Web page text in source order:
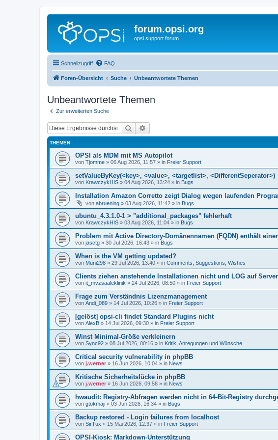
forum.opsi.org
opsi support forum
Schnellzugriff FAQ
Foren-Übersicht Suche Unbeantwortete Themen
Unbeantwortete Themen
Zur erweiterten Suche
Suche
THEMEN
OPSI als MDM mit MS Autopilot
von Tjomme » 06 Aug 2026, 11:57 » in Freier Support
setValueByKey(<key>, <value>, <targetlist>, <DifferentSeperator>)
von KrawczykHIS » 04 Aug 2026, 13:24 » in Bugs
Installation Amazon Corretto zeigt Dialog wegen laufenden
von abruening » 03 Aug 2026, 11:42 » in Bugs
ubuntu_4.3.1.0-1 > "additional_packages" fehlerhaft
von KrawczykHIS » 03 Aug 2026, 11:04 » in Bugs
Problem mit Active Directory-Domänennamen (FQDN) enthält
von jasctg » 30 Jul 2026, 16:43 » in Bugs
When is the VM getting updated?
von Muni298 » 29 Jul 2026, 13:40 » in Comments, Suggestions, Wishes
Clients ziehen anstehende Installationen nicht und LOG auf
von it_mvzsaaleklinik » 24 Jul 2026, 08:50 » in Freier Support
Frage zum Verständnis Lizenzmanagement
von Andi_089 » 14 Jul 2026, 10:26 » in Freier Support
[gelöst] opsi-cli findet Standard Plugins nicht
von AlexB » 14 Jul 2026, 09:30 » in Freier Support
Winst Minimal-Größe verkleinern
von Sync92 » 08 Jul 2026, 00:16 » in Kritik, Anregungen und Wünsche
Critical security vulnerability in phpBB
von j.werner » 16 Jun 2026, 10:04 » in News
Kritische Sicherheitslücke in phpBB
von j.werner » 16 Jun 2026, 09:58 » in News
hwaudit: Registry-Abfragen werden nicht in 64-Bit-Registry
von gtokmaji » 03 Jun 2026, 16:34 » in Bugs
Backup restored - Login failures from localhost
von SirTux » 15 Mai 2026, 12:37 » in Freier Support
OPSI-Kiosk: Markdown-Unterstützung